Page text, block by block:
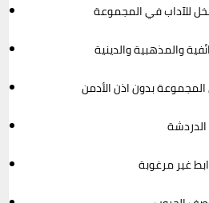
للآداب في المجموعة
والمذهبية والدينية
بدون اذن الأدمن
غير مرغوبة